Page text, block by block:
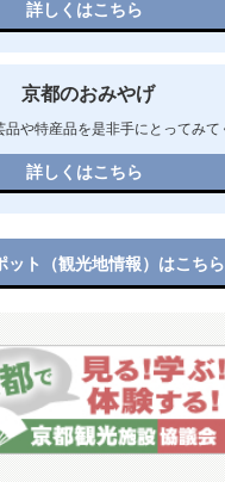
詳しくはこちら
京都のおみやげ
や特産品を是非手にとってみて
詳しくはこちら
ット（観光地情報）はこちら